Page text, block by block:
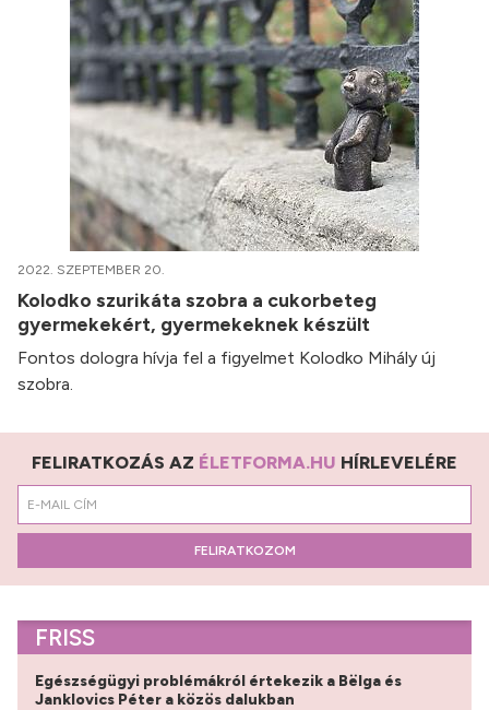
2022. SZEPTEMBER 20.
Kolodko szurikáta szobra a cukorbeteg
gyermekekért, gyermekeknek készült
Fontos dologra hívja fel a figyelmet Kolodko Mihály új
szobra.
FELIRATKOZÁS AZ ÉLETFORMA.HU HÍRLEVELÉRE
FELIRATKOZOM
FRISS
Egészségügyi problémákról értekezik a Bëlga és
Janklovics Péter a közös dalukban